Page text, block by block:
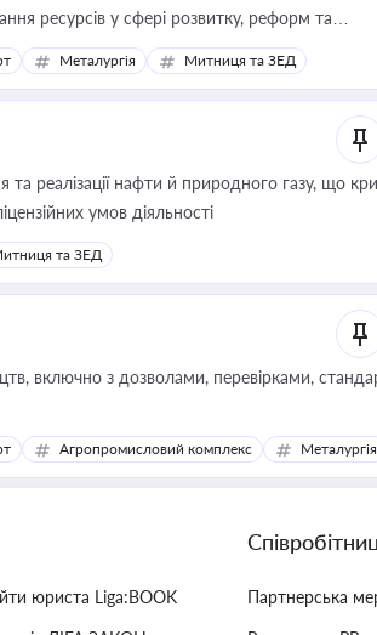
ресурсів у сфері розвитку, реформ та
Металургія Митниця та ЗЕД
реалізації нафти й природного газу, що
умов діяльності
та ЗЕД
включно з дозволами, перевірками,
Агропромисловий комплекс Металургія
юриста Liga:BOOK
Партнерська